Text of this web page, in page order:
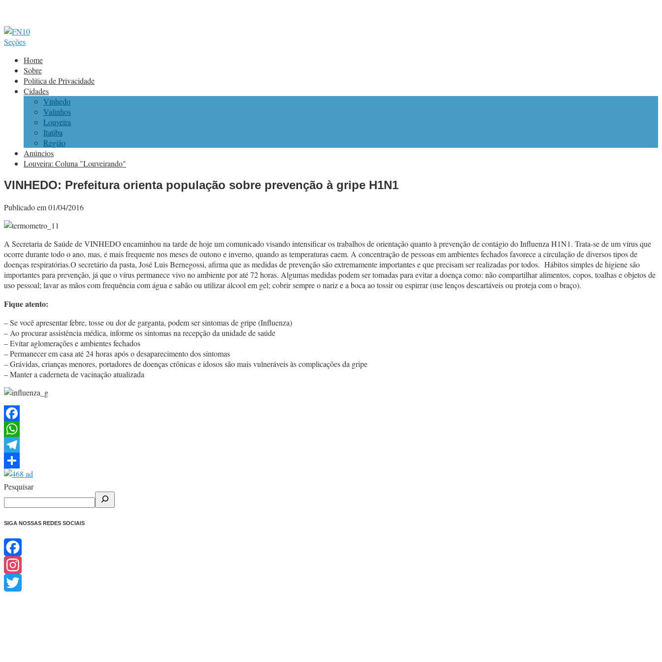
Seções
Home
Sobre
Política de Privacidade
Cidades
Vinhedo
Valinhos
Louveira
Itatiba
Região
Anúncios
Louveira: Coluna "Louveirando"
VINHEDO: Prefeitura orienta população sobre prevenção à gripe H1N1
Publicado em 01/04/2016
A Secretaria de Saúde de VINHEDO encaminhou na tarde de hoje um comunicado visando intensificar os trabalhos de orientação quanto à prevenção de contágio do Influenza H1N1. Trata-se de um vírus que
ocorre durante todo o ano, mas, é mais frequente nos meses de outono e inverno, quando as temperaturas caem. A concentração de pessoas em ambientes fechados favorece a circulação de diversos tipos de
doenças respiratórias.O secretário da pasta, José Luis Bernegossi, afirma que as medidas de prevenção são extremamente importantes e que precisam ser realizadas por todos. Hábitos simples de higiene são
importantes para prevenção, já que o vírus permanece vivo no ambiente por até 72 horas. Algumas medidas podem ser tomadas para evitar a doença como: não compartilhar alimentos, copos, toalhas e objetos de
uso pessoal; lavar as mãos com frequência com água e sabão ou utilizar álcool em gel; cobrir sempre o nariz e a boca ao tossir ou espirrar (use lenços descartáveis ou proteja com o braço).
Fique atento:
– Se você apresentar febre, tosse ou dor de garganta, podem ser sintomas de gripe (Influenza)
– Ao procurar assistência médica, informe os sintomas na recepção da unidade de saúde
– Evitar aglomerações e ambientes fechados
– Permanecer em casa até 24 horas após o desaparecimento dos sintomas
– Grávidas, crianças menores, portadores de doenças crônicas e idosos são mais vulneráveis às complicações da gripe
– Manter a caderneta de vacinação atualizada
Facebook
WhatsApp
Telegram
Share
Pesquisar
SIGA NOSSAS REDES SOCIAIS
Facebook
Instagram